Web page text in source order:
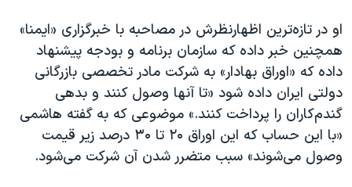
نرگس محمدی برنده جایزه نوبل صلح
همایش محافظه‌کاران آمریکا «سی‌پک»
صفحه‌های ویژه
سفر پرزیدنت ترامپ به چین
او در تازه‌ترین اظهارنظرش در مصاحبه با خبرگزاری «ایمنا»
همچنین خبر داده که سازمان برنامه و بودجه پیشنهاد
داده که «اوراق بهادار» به شرکت مادر تخصصی بازرگانی
دولتی ایران داده شود «تا آنها وصول کنند و بدهی
گندم‌کاران را پرداخت کنند.» موضوعی که به گفته هاشمی
«با این حساب که این اوراق ۲۰ تا ۳۰ درصد زیر قیمت
وصول می‌شوند» سبب متضرر شدن آن شرکت می‌شود.